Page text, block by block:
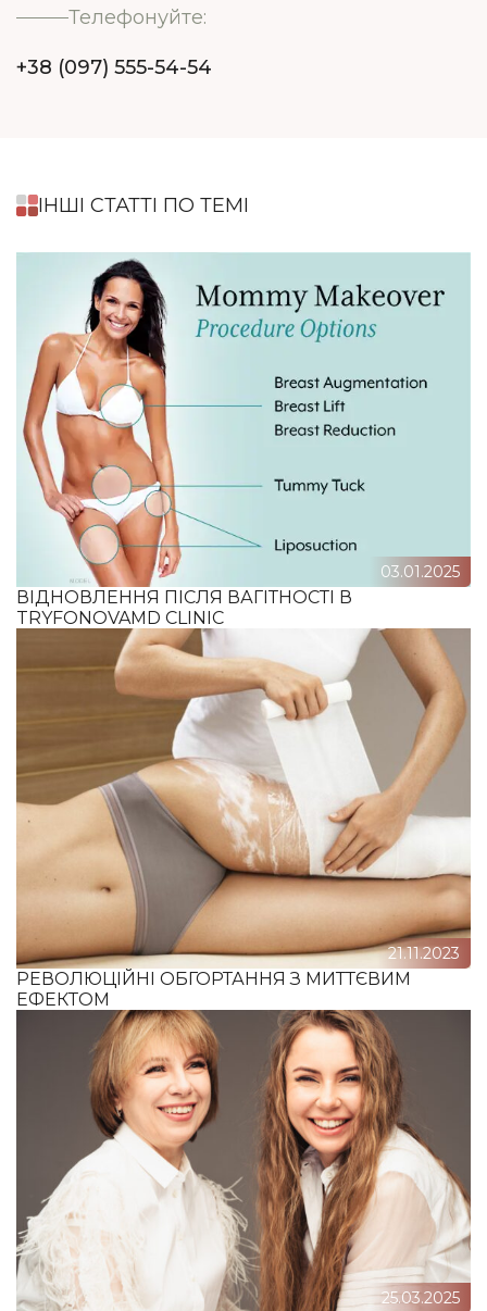
Телефонуйте:
+38 (097) 555-54-54
ІНШІ СТАТТІ ПО ТЕМІ
03.01.2025
ВІДНОВЛЕННЯ ПІСЛЯ ВАГІТНОСТІ В
TRYFONOVAMD CLINIC
21.11.2023
РЕВОЛЮЦІЙНІ ОБГОРТАННЯ З МИТТЄВИМ
ЕФЕКТОМ
25.03.2025